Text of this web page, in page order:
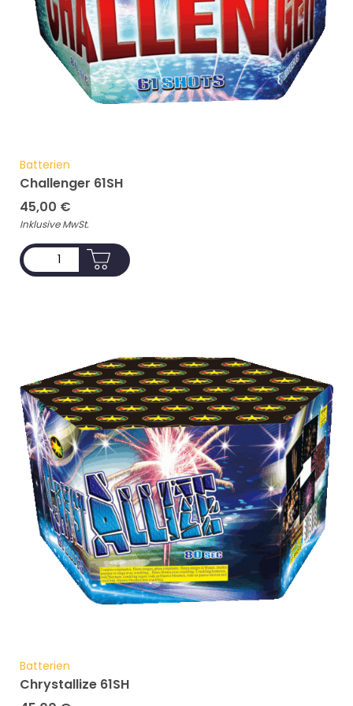
Batterien
Challenger 61SH
45,00 €
Inklusive MwSt.
Batterien
Chrystallize 61SH